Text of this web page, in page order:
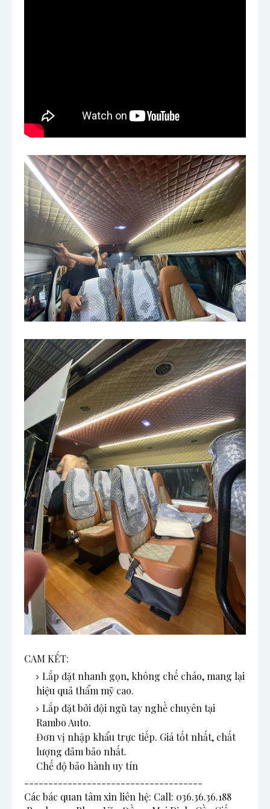
CAM KẾT:
Lắp đặt nhanh gọn, không chế cháo, mang lại
hiệu quả thẩm mỹ cao.
Lắp đặt bởi đội ngũ tay nghề chuyên tại
Rambo Auto.
Đơn vị nhập khẩu trực tiếp. Giá tốt nhất, chất
lượng đảm bảo nhất.
Chế độ bảo hành uy tín
-------------------------------------
Các bác quan tâm xin liên hệ: Call: 036.36.36.188